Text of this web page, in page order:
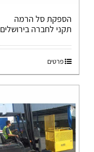
הספקת סל הרמה
תקני לחברה בירושלים
פרטים